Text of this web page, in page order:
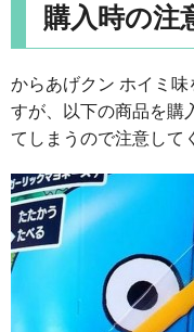
購入時の注
からあげクン ホイミ
すが、以下の商品を購
てしまうので注意して